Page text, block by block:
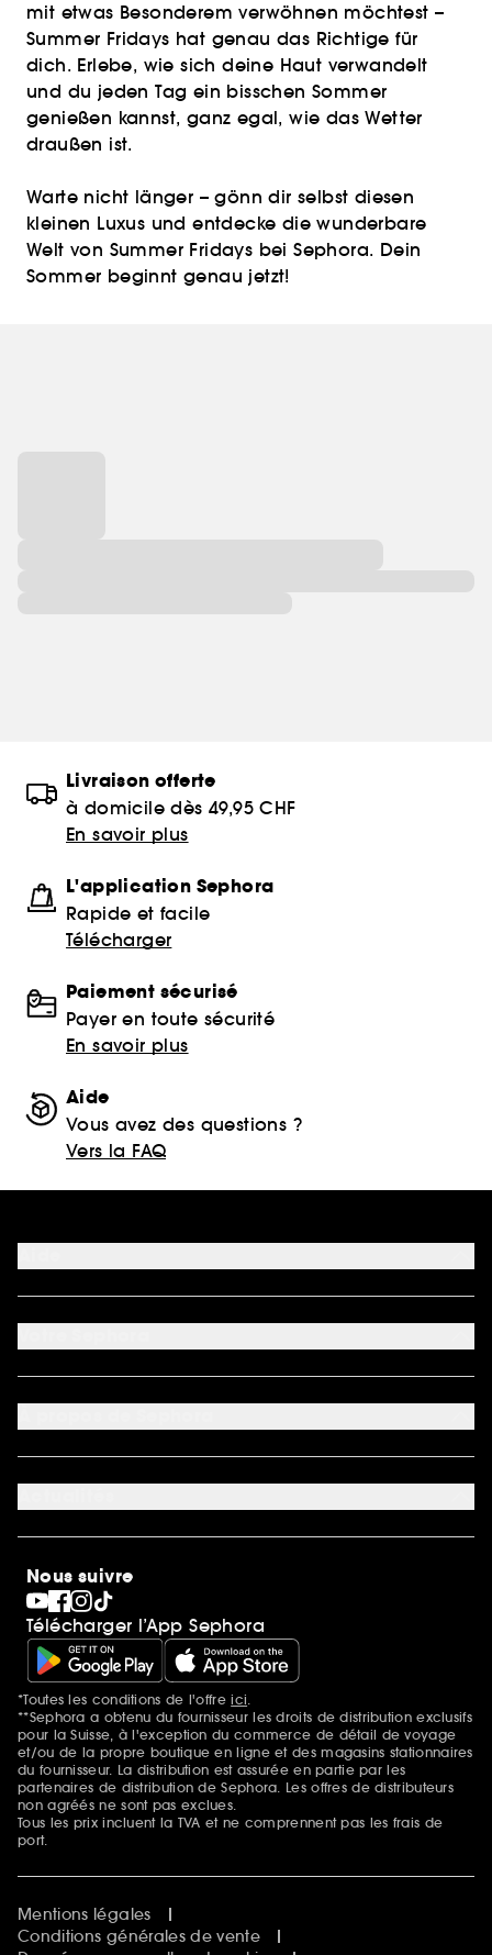
mit etwas Besonderem verwöhnen möchtest –
Summer Fridays hat genau das Richtige für
dich. Erlebe, wie sich deine Haut verwandelt
und du jeden Tag ein bisschen Sommer
genießen kannst, ganz egal, wie das Wetter
draußen ist.
Warte nicht länger – gönn dir selbst diesen
kleinen Luxus und entdecke die wunderbare
Welt von Summer Fridays bei Sephora. Dein
Sommer beginnt genau jetzt!
Livraison offerte
à domicile dès 49,95 CHF
En savoir plus
L'application Sephora
Rapide et facile
Télécharger
Paiement sécurisé
Payer en toute sécurité
En savoir plus
Aide
Vous avez des questions ?
Vers la FAQ
FAQ
Nous contacter
Mon compte
Préférence cookies
Découvrir Sephora
Carrière
SEPHORA Prize
Clean at Sephora
Pride
Nous suivre
Télécharger l’App Sephora
Mentions additionnelles
*Toutes les conditions de l'offreici.
**Sephora a obtenu du fournisseur les droits de distribution exclusifs
pour la Suisse, à l'exception du commerce de détail de voyage
et/ou de la propre boutique en ligne et des magasins stationnaires
du fournisseur. La distribution est assurée en partie par les
partenaires de distribution de Sephora. Les offres de distributeurs
non agréés ne sont pas exclues.
Tous les prix incluent la TVA et ne comprennent pas les frais de
port.
Mentions légales
Conditions générales de vente